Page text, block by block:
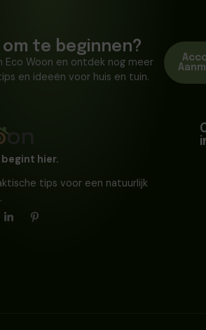
om te beginnen?
Eco Woon en ontdek nog meer
en ideeën voor huis en tuin.
hier.
tips voor een natuurlijk